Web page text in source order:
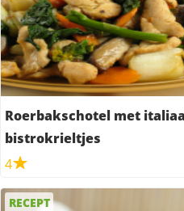
Roerbakschotel met
bistrokrieltjes
4
RECEPT